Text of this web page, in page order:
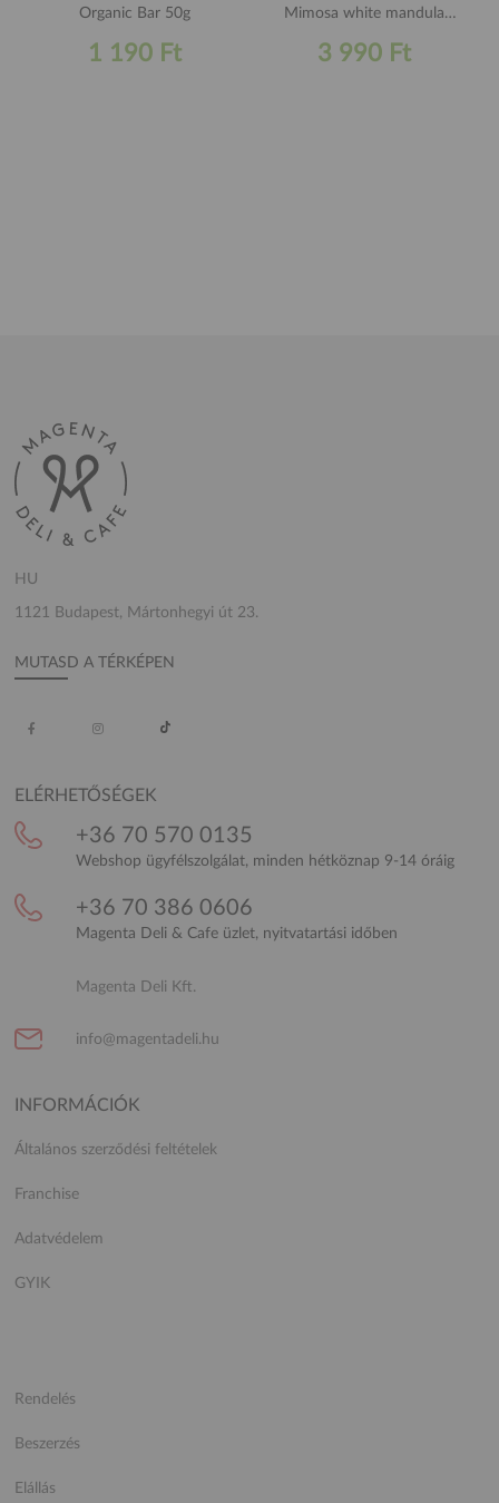
Organic Bar 50g
1 190 Ft
Mimosa white mandula
3 990 Ft
HU
1121 Budapest, Mártonhegyi út 23.
MUTASD A TÉRKÉPEN
ELÉRHETŐSÉGEK
+36 70 570 0135
Webshop ügyfélszolgálat, minden hétköznap 9-14 óráig
+36 70 386 0606
Magenta Deli & Cafe üzlet, nyitvatartási időben
Magenta Deli Kft.
info@magentadeli.hu
INFORMÁCIÓK
Általános szerződési feltételek
Franchise
Adatvédelem
GYIK
Rendelés
Beszerzés
Elállás